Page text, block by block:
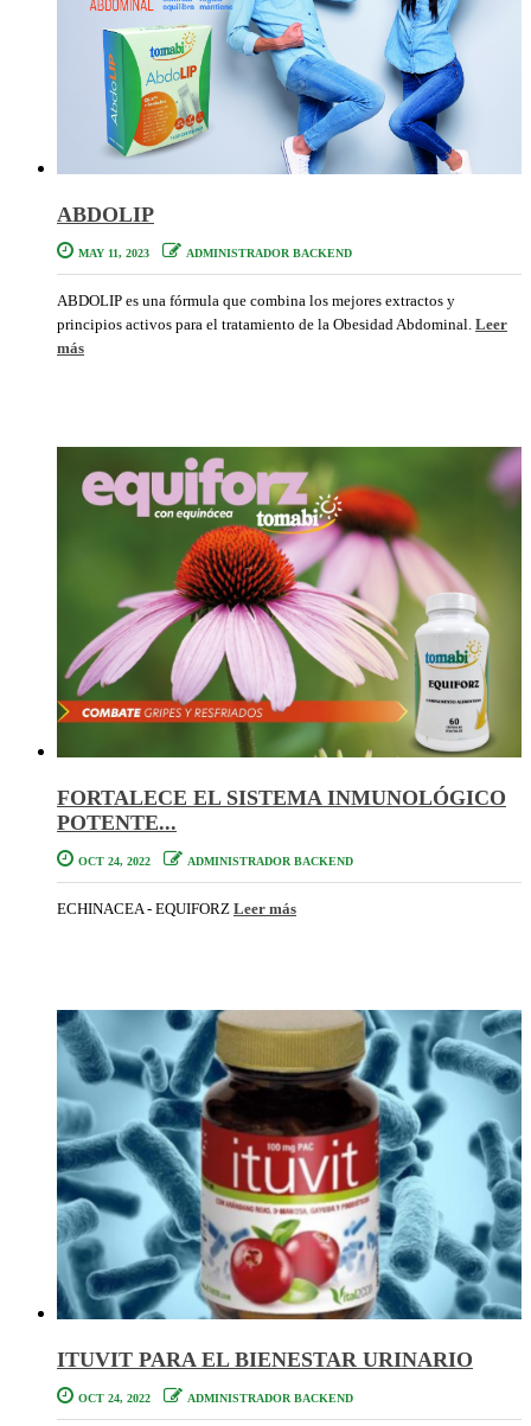
ABDOLIP
MAY 11, 2023 ADMINISTRADOR BACKEND
ABDOLIP es una fórmula que combina los mejores extractos y
principios activos para el tratamiento de la Obesidad Abdominal. Leer
más
FORTALECE EL SISTEMA INMUNOLÓGICO
POTENTE...
OCT 24, 2022 ADMINISTRADOR BACKEND
ECHINACEA - EQUIFORZ Leer más
ITUVIT PARA EL BIENESTAR URINARIO
OCT 24, 2022 ADMINISTRADOR BACKEND